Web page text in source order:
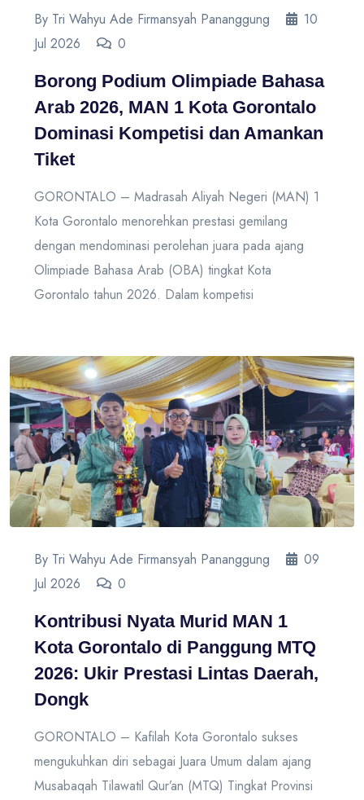
By Tri Wahyu Ade Firmansyah Pananggung
10
Jul 2026
0
Borong Podium Olimpiade Bahasa
Arab 2026, MAN 1 Kota Gorontalo
Dominasi Kompetisi dan Amankan
Tiket
GORONTALO – Madrasah Aliyah Negeri (MAN) 1
Kota Gorontalo menorehkan prestasi gemilang
dengan mendominasi perolehan juara pada ajang
Olimpiade Bahasa Arab (OBA) tingkat Kota
Gorontalo tahun 2026. Dalam kompetisi
By Tri Wahyu Ade Firmansyah Pananggung
09
Jul 2026
0
Kontribusi Nyata Murid MAN 1
Kota Gorontalo di Panggung MTQ
2026: Ukir Prestasi Lintas Daerah,
Dongk
GORONTALO – Kafilah Kota Gorontalo sukses
mengukuhkan diri sebagai Juara Umum dalam ajang
Musabaqah Tilawatil Qur’an (MTQ) Tingkat Provinsi